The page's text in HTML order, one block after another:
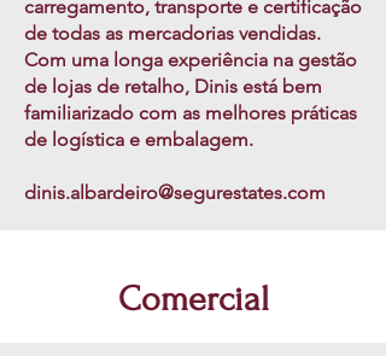
carregamento, transporte e certificação
de todas as mercadorias vendidas.
Com uma longa experiência na gestão
de lojas de retalho, Dinis está bem
familiarizado com as melhores práticas
de logística e embalagem.
dinis.albardeiro@segurestates.com
Comercial